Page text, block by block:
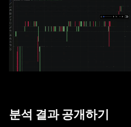
분석 결과 공개하기